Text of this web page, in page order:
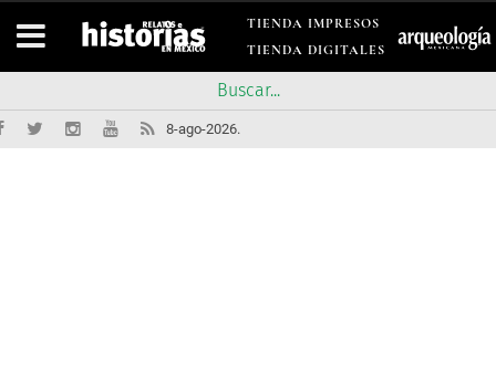
TIENDA IMPRESOS
TIENDA DIGITALES
8-ago-2026.